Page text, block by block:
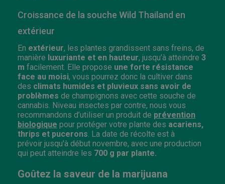
Croissance de la souche Wild Thailand en
extérieur
En extérieur, les plantes grandissent sans freins, de
manière luxuriante et en hauteur, jusqu’à atteindre 3
m facilement. Elle propose une forte résistance
face au moisi, vous pourrez donc la cultiver dans
des climats humides et pluvieux sans avoir de
problèmes de champignons avec cette souche de
cannabis. Niveau insectes par contre, nous vous
recommandons d’utiliser un produit de prévention
biologique pour protéger votre plante des acariens,
thrips et pucerons. La date de récolte est à
prévoir jusqu'à début novembre, avec une production
qui peut atteindre les 700 g par plante.
Goûtez la saveur de la marijuana